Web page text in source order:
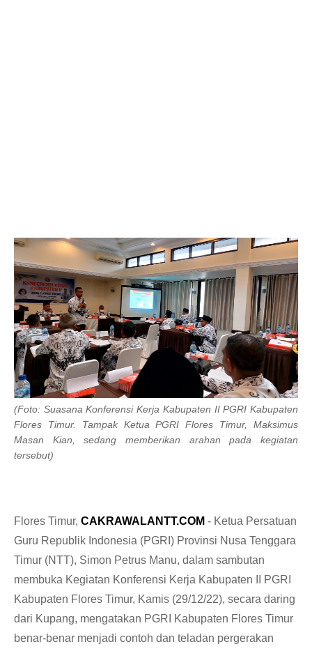
(Foto: Suasana Konferensi Kerja Kabupaten II PGRI Kabupaten
Flores Timur. Tampak Ketua PGRI Flores Timur, Maksimus
Masan Kian, sedang memberikan arahan pada kegiatan
tersebut)
Flores Timur, CAKRAWALANTT.COM - Ketua Persatuan
Guru Republik Indonesia (PGRI) Provinsi Nusa Tenggara
Timur (NTT), Simon Petrus Manu, dalam sambutan
membuka Kegiatan Konferensi Kerja Kabupaten II PGRI
Kabupaten Flores Timur, Kamis (29/12/22), secara daring
dari Kupang, mengatakan PGRI Kabupaten Flores Timur
benar-benar menjadi contoh dan teladan pergerakan